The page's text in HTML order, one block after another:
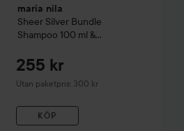
maria nila
Sheer Silver Bundle
Shampoo 100 ml &
255 kr
Utan paketpris: 300 kr
KÖP